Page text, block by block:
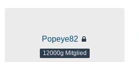
Popeye82
12000g Mitglied